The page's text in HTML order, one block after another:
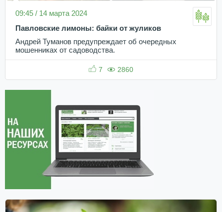
09:45 / 14 марта 2024
Павловские лимоны: байки от жуликов
Андрей Туманов предупреждает об очередных
мошенниках от садоводства.
7 2860